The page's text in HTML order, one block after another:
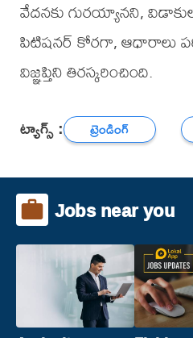
వేదనకు గురయ్యానని,
పిటిషనర్ కోరగా, ఆధారాలు
విజ్ఞప్తిని తిరస్కరించింది.
ట్యాగ్స్ : ట్రెండింగ్
Jobs near you